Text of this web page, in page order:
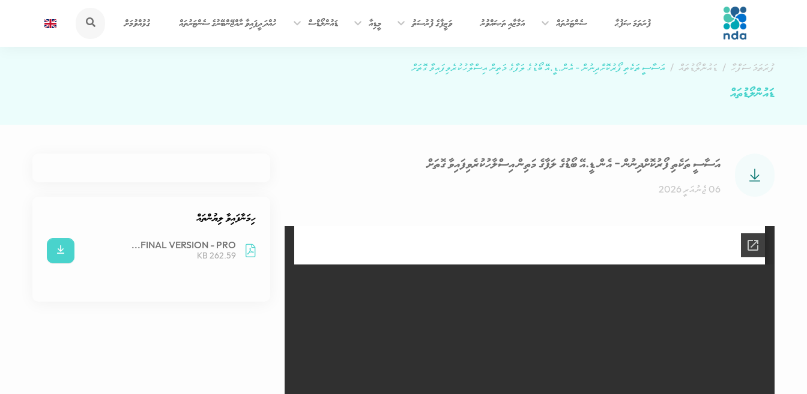
ފުރަތަމަ ޞަފުޙާ ސެންޓަރުތައް އަމާޒާއި ތަޞައްވުރު ވަޒީފާގެ ފުރުސަތު މީޑިއާ ޑައުންލޯޑްސް ހުއްދަ ދީފައިވާ ރާއްޖޭންބޭރުގެ ސެންޓަރުތައް ގުޅުއްވުމަށް
ފުރަތަމަ ސަފްހާ ޑައުންލޯޑުތައް އަސާސީ ތަކެތި ފޯރުކޮށްދިނުން - އެން.ޑީ.އޭ ބޯޑުގެ ލަފާގެ މަތިން އިސްލާހުކުރެވިފައިވާ ގޮތަށް
ޑައުންލޯޑުތައް
އަސާސީ ތަކެތި ފޯރުކޮށްދިނުން - އެން.ޑީ.އޭ ބޯޑުގެ ލަފާގެ މަތިން އިސްލާހުކުރެވިފައިވާ ގޮތަށް
06 ޖެނުއަރީ 2026
ހިމަނާފައިވާ ލިޔުންތައް
FINAL VERSION - PRO...
262.59 KB